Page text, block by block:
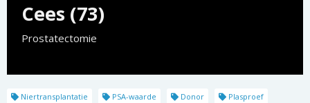
Cees (73)
Prostatectomie
Niertransplantatie PSA-waarde Donor
Plasproef